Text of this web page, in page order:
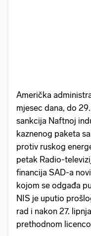
Američka
mjesec dana, do
sankcija Naftnoj
kaznenog paketa
protiv ruskog
petak Radio-
financija SAD-a
kojom se odgađa
NIS je uputio
rad i nakon 27.
prethodnom